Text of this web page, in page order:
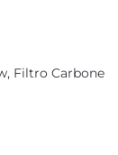
Filtro Carbone